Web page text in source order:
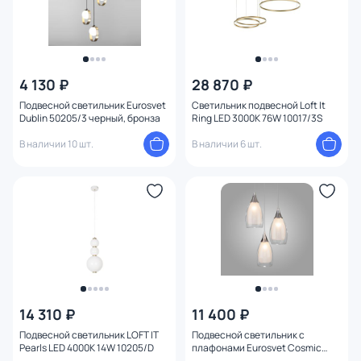
4 130 ₽
Подвесной светильник Eurosvet
Dublin 50205/3 черный, бронза
В наличии 10 шт.
28 870 ₽
Светильник подвесной Loft It
Ring LED 3000K 76W 10017/3S
В наличии 6 шт.
14 310 ₽
Подвесной светильник LOFT IT
Pearls LED 4000K 14W 10205/D
11 400 ₽
Подвесной светильник с
плафонами Eurosvet Cosmic